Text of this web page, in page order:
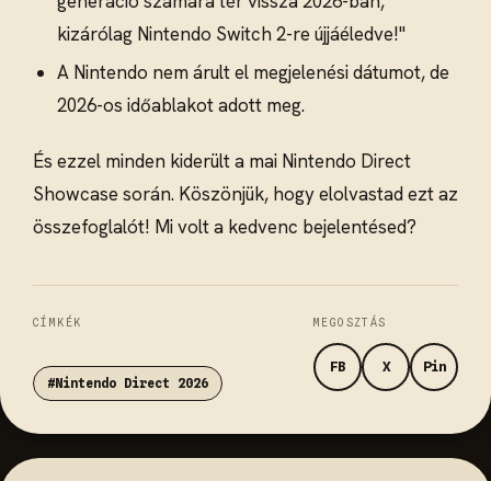
kizárólag Nintendo Switch 2-re újjáéledve!"
A Nintendo nem árult el megjelenési dátumot, de
2026-os időablakot adott meg.
És ezzel minden kiderült a mai Nintendo Direct
Showcase során. Köszönjük, hogy elolvastad ezt az
összefoglalót! Mi volt a kedvenc bejelentésed?
CÍMKÉK
#Nintendo Direct 2026
MEGOSZTÁS
FB X Pin